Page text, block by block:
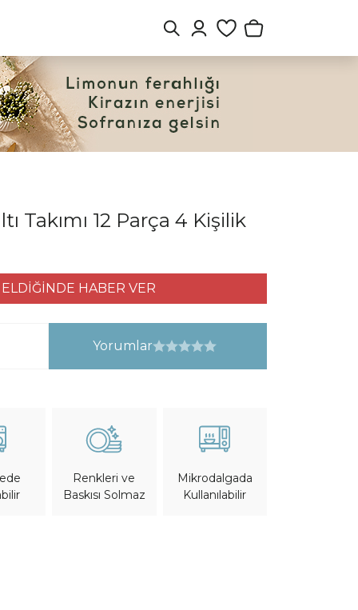
Takımı 12 Parça 4 Kişilik
HABER VER
Yorumlar
Renkleri ve
Baskısı Solmaz
Mikrodalgada
Kullanılabilir